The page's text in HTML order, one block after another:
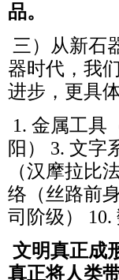
品。
三）从新石
器时代，我
进步，更具
1. 金属工具
阳） 3. 文字
（汉摩拉比
络（丝路前
司阶级）
文明真正成
真正将人类